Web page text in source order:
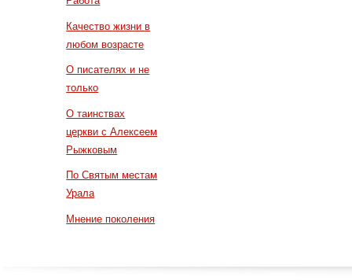
Качество жизни в
любом возрасте
О писателях и не
только
О таинствах
церкви с Алексеем
Рыжковым
По Святым местам
Урала
Мнение поколения